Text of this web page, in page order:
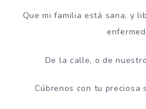
Que mi familia está sana, y
De la calle, o de
Cúbrenos con tu preciosa